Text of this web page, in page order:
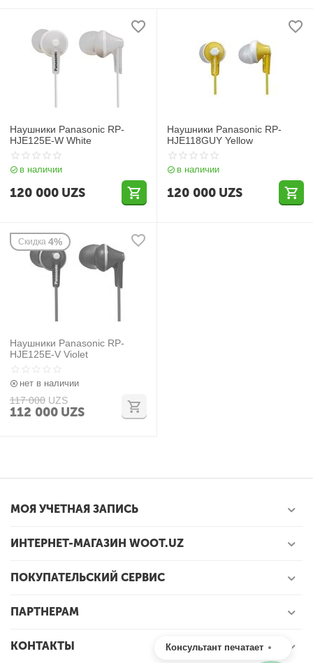
Наушники Panasonic RP-
HJE125E-W White
в наличии
120 000 UZS
Наушники Panasonic RP-
HJE118GUY Yellow
в наличии
120 000 UZS
Скидка 4%
Наушники Panasonic RP-
HJE125E-V Violet
нет в наличии
117 000 UZS
112 000 UZS
МОЯ УЧЕТНАЯ ЗАПИСЬ
ИНТЕРНЕТ-МАГАЗИН WOOT.UZ
ПОКУПАТЕЛЬСКИЙ СЕРВИС
ПАРТНЕРАМ
КОНТАКТЫ Консультант печатает